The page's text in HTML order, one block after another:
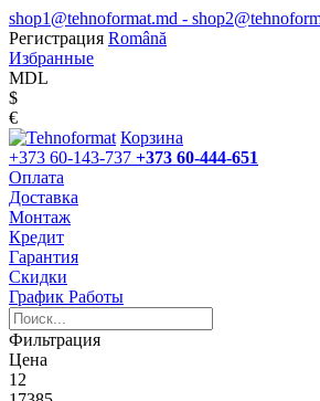
shop1@tehnoformat.md -
Регистрация Română
Избранные
MDL
$
€
Корзина
+373 60-143-737 +373 60-444-651
Оплата
Доставка
Монтаж
Кредит
Гарантия
Скидки
График Работы
Фильтрация
Цена
12